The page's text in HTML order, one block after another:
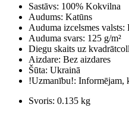
Sastāvs: 100% Kokvilna
Audums: Katūns
Auduma izcelsmes valsts:
Auduma svars: 125 g/m²
Diegu skaits uz
Aizdare: Bez aizdares
Šūta: Ukrainā
!Uzmanību!: Informējam,
Svoris: 0.135 kg